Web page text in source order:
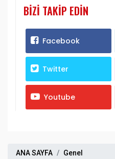
BIZI TAKIP EDIN
Facebook
Twitter
Youtube
ANA SAYFA
Genel